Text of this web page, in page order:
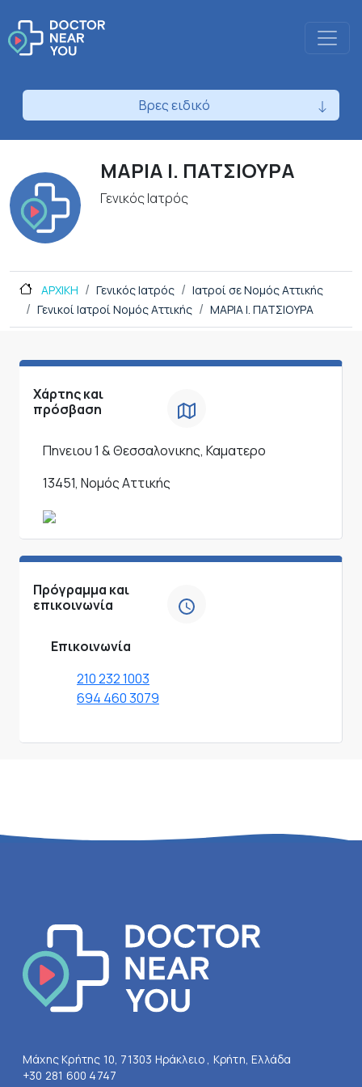
Βρες ειδικό
ΜΑΡΙΑ Ι. ΠΑΤΣΙΟΥΡΑ
Γενικός Ιατρός
ΑΡΧΙΚΗ Γενικός Ιατρός
Ιατροί σε Νομός Αττικής
Γενικοί Ιατροί Νομός Αττικής
ΜΑΡΙΑ Ι. ΠΑΤΣΙΟΥΡΑ
Χάρτης και
πρόσβαση
Πηνειου 1 & Θεσσαλονικης, Καματερο
13451, Νομός Αττικής
Πρόγραμμα και
επικοινωνία
Επικοινωνία
210 232 1003
694 460 3079
Μάχης Κρήτης 10, 71303 Ηράκλειο , Κρήτη, Ελλάδα
+30 281 600 4747